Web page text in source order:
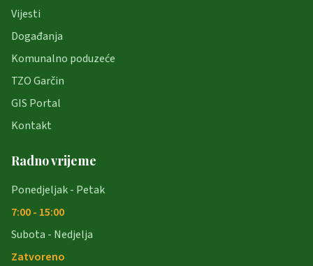
Vijesti
Događanja
Komunalno poduzeće
TZO Garčin
GIS Portal
Kontakt
Radno vrijeme
Ponedjeljak - Petak
7:00 - 15:00
Subota - Nedjelja
Zatvoreno